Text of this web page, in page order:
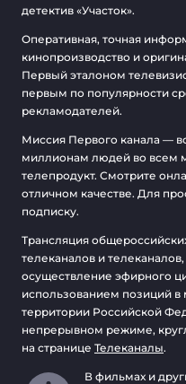
детектив «Участок».
Оперативная, точная
кинопроизводство и
Первый эталоном
первым по популярности
рекламодателей.
Миссия Первого канала —
миллионам людей во всем
телепродукт. Смотрите
отличном качестве. Для
подписку.
Трансляция
телеканалов и
осуществление эфирного
использованием позиций в
территории Российской
непрерывном режиме,
на странице Телеканалы.
В фильмах и